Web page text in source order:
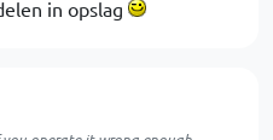
in opslag